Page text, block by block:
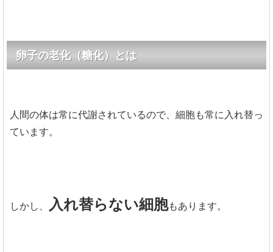
卵子の老化（糖化）とは
人間の体は常に代謝されているので、細胞も常に入れ替っ
ています。
しかし、 入れ替らない細胞もあります。